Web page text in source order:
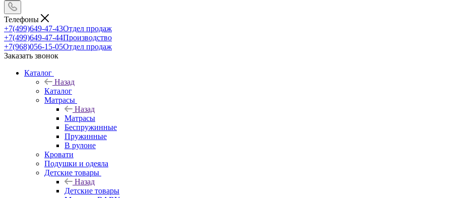
Телефоны
+7(499)649-47-43Отдел продаж
+7(499)649-47-44Производство
+7(968)056-15-05Отдел продаж
Заказать звонок
Каталог
Назад
Каталог
Матрасы
Назад
Матрасы
Беспружинные
Пружинные
В рулоне
Кровати
Подушки и одеяла
Детские товары
Назад
Детские товары